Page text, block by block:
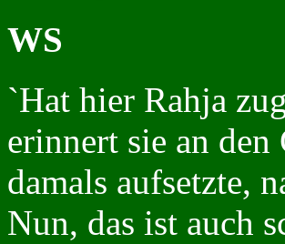
WS
`Hat hier Rahja
erinnert sie an den
damals aufsetzte,
Nun, das ist auch